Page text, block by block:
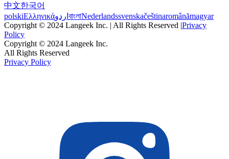
中文한국어
polskiΕλληνικάاردو বাংলাNederlandssvenskačeštinaromânămagyar
Copyright © 2024 Langeek Inc. | All Rights Reserved |Privacy
Policy
Copyright © 2024 Langeek Inc.
All Rights Reserved
Privacy Policy